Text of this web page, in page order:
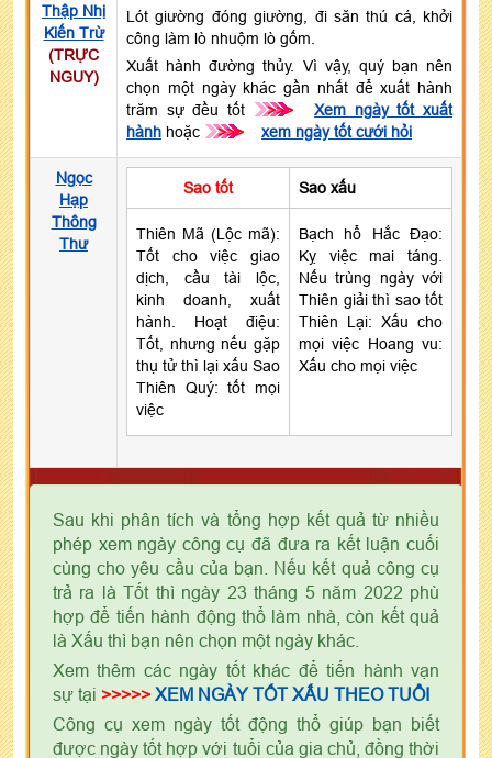
Thập Nhị
Kiến Trừ
(TRỰC
NGUY)
Lót giường đóng giường, đi săn thú cá, khởi
công làm lò nhuộm lò gốm.
Xuất hành đường thủy. Vì vậy, quý bạn nên
chọn một ngày khác gần nhất để xuất hành
trăm sự đều tốt
>>>
Xem ngày tốt xuất
hành hoặc >>> xem ngày tốt cưới hỏi
Ngọc
Hạp
Thông
Thư
Sao tốt Sao xấu
Thiên Mã (Lộc mã):
Tốt cho việc giao
dịch, cầu tài lộc,
kinh doanh, xuất
hành. Hoạt điệu:
Tốt, nhưng nếu gặp
thụ tử thì lại xấu Sao
Thiên Quý: tốt mọi
việc
Bạch hổ Hắc Đạo:
Kỵ việc mai táng.
Nếu trùng ngày với
Thiên giải thì sao tốt
Thiên Lại: Xấu cho
mọi việc Hoang vu:
Xấu cho mọi việc
Sau khi phân tích và tổng hợp kết quả từ nhiều
phép xem ngày công cụ đã đưa ra kết luận cuối
cùng cho yêu cầu của bạn. Nếu kết quả công cụ
trả ra là Tốt thì ngày 23 tháng 5 năm 2022 phù
hợp để tiến hành động thổ làm nhà, còn kết quả
là Xấu thì bạn nên chọn một ngày khác.
Xem thêm các ngày tốt khác để tiến hành vạn
sự tại >>>>> XEM NGÀY TỐT XẤU THEO TUỔI
Công cụ xem ngày tốt động thổ giúp bạn biết
được ngày tốt hợp với tuổi của gia chủ, đồng thời